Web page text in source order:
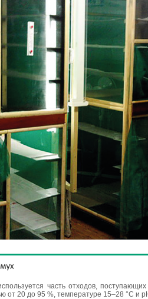
часть отходов,
от 20 до 95 %, температуре 15–28 °С и